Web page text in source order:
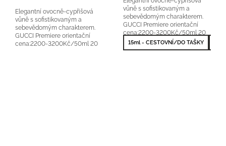
Elegantní ovocně-cypřišová
vůně s sofistikovaným a
sebevědomým charakterem.
GUCCI Premiere orientační
cena:2200-3200Kč/50ml 20
vůně s sofistikovaným a
sebevědomým charakterem.
GUCCI Premiere orientační
cena:2200-3200Kč/50ml 20
% vonné esence
15ml - CESTOVNÍ/DO TAŠKY